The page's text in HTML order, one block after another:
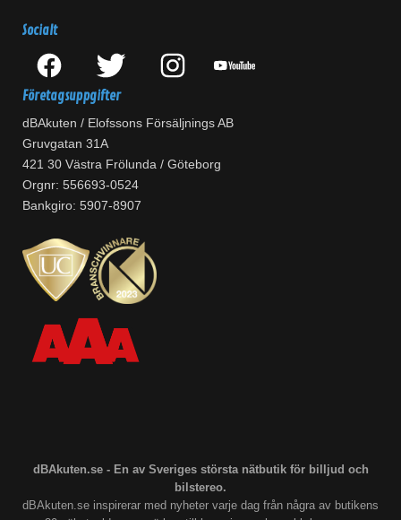
Socialt
Företagsuppgifter
dBAkuten / Elofssons Försäljnings AB
Gruvgatan 31A
421 30 Västra Frölunda / Göteborg
Orgnr: 556693-0524
Bankgiro: 5907-8907
dBAkuten.se - En av Sveriges största nätbutik för billjud och
bilstereo.
dBAkuten.se inspirerar med nyheter varje dag från några av butikens